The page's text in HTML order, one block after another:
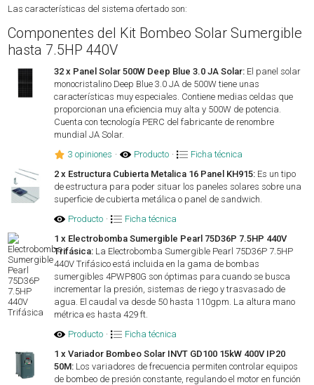
Las características del sistema ofertado son:
Componentes del Kit Bombeo Solar Sumergible
hasta 7.5HP 440V
32 x Panel Solar 500W Deep Blue 3.0 JA Solar: El panel solar
monocristalino Deep Blue 3.0 JA de 500W tiene unas
características muy especiales. Contiene medias celdas que
proporcionan una eficiencia muy alta y 500W de potencia.
Cuenta con tecnología PERC del fabricante de renombre
mundial JA Solar.
3 opiniones · Producto ·
Ficha técnica
2 x Estructura Cubierta Metalica 16 Panel KH915: Es un tipo
de estructura para poder situar los paneles solares sobre una
superficie de cubierta metálica o panel de sandwich.
Producto ·
Ficha técnica
1 x Electrobomba Sumergible Pearl 75D36P 7.5HP 440V
Trifásica: La Electrobomba Sumergible Pearl 75D36P 7.5HP
440V Trifásico está incluida en la gama de bombas
sumergibles 4PWP80G son óptimas para cuando se busca
incrementar la presión, sistemas de riego y trasvasado de
agua. El caudal va desde 50 hasta 110gpm. La altura mano
métrica es hasta 429 ft.
Producto ·
Ficha técnica
1 x Variador Bombeo Solar INVT GD100 15kW 400V IP20
50M: Los variadores de frecuencia permiten controlar equipos
de bombeo de presión constante, regulando el motor en función